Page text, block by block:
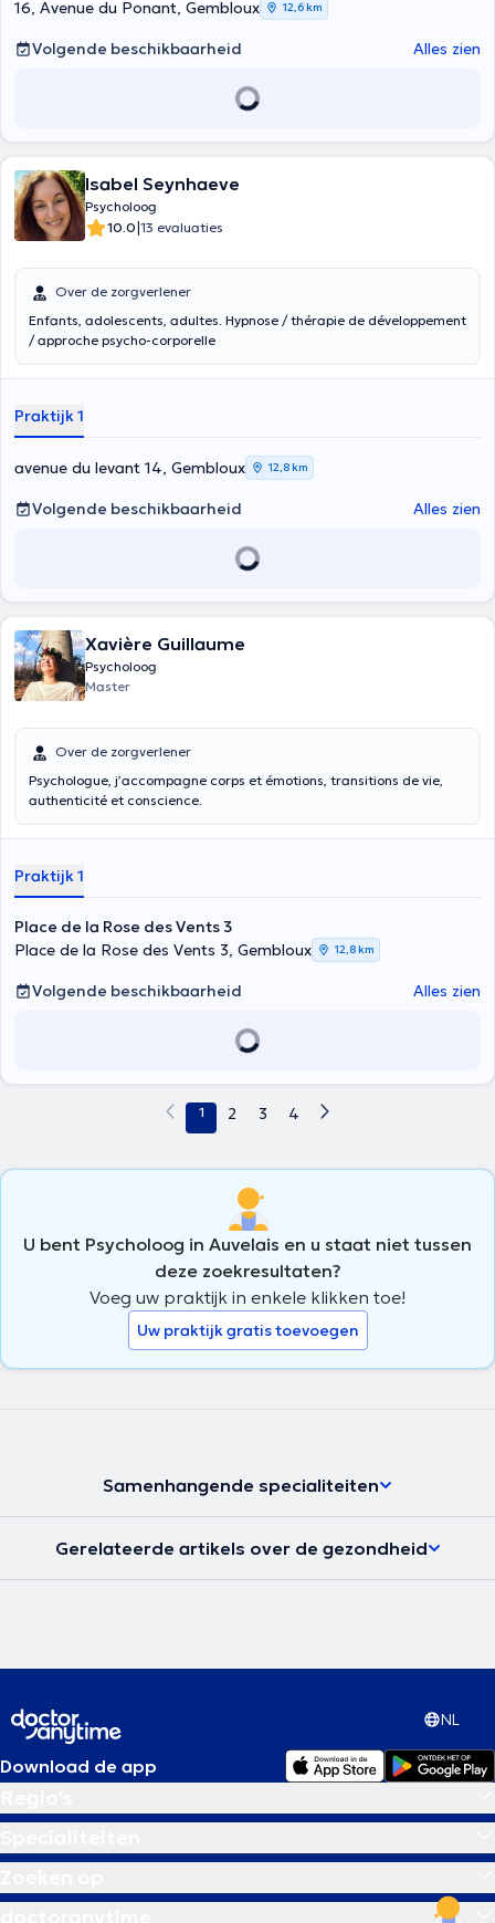
16, Avenue du Ponant, Gembloux 12,6 km
Volgende beschikbaarheid Alles zien
Isabel Seynhaeve
Psycholoog
10.0|13 evaluaties
Over de zorgverlener
Enfants, adolescents, adultes. Hypnose / thérapie de développement
/ approche psycho-corporelle
Praktijk 1
avenue du levant 14, Gembloux 12,8 km
Volgende beschikbaarheid Alles zien
Xavière Guillaume
Psycholoog
Master
Over de zorgverlener
Psychologue, j’accompagne corps et émotions, transitions de vie,
authenticité et conscience.
Praktijk 1
Place de la Rose des Vents 3
Place de la Rose des Vents 3, Gembloux
12,8 km
Volgende beschikbaarheid Alles zien
1 2 3 4
U bent Psycholoog in Auvelais en u staat niet tussen
deze zoekresultaten?
Voeg uw praktijk in enkele klikken toe!
Uw praktijk gratis toevoegen
Samenhangende specialiteiten
Gerelateerde artikels over de gezondheid
NL
Download de app